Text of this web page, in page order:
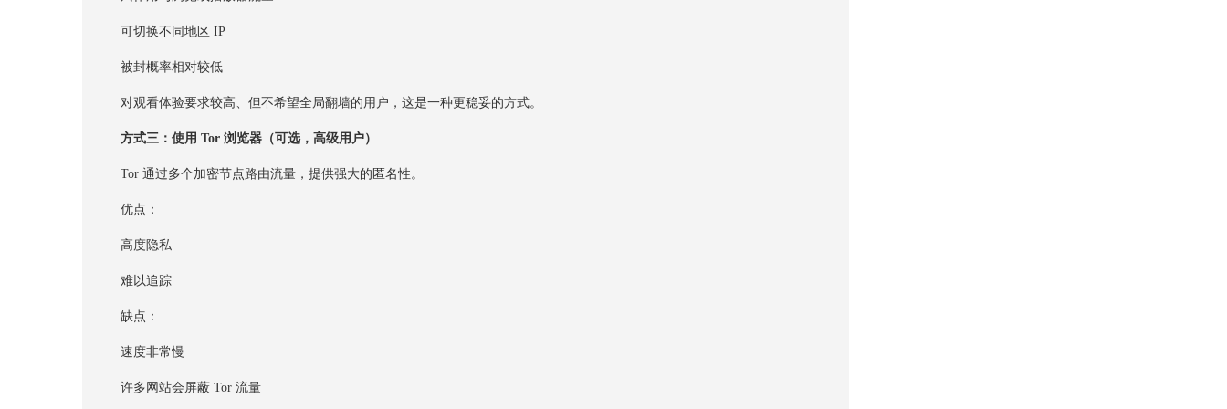
可切换不同地区 IP
被封概率相对较低
对观看体验要求较高、但不希望全局翻墙的用户，这是一种更稳妥的方式。
方式三：使用 Tor 浏览器（可选，高级用户）
Tor 通过多个加密节点路由流量，提供强大的匿名性。
优点：
高度隐私
难以追踪
缺点：
速度非常慢
许多网站会屏蔽 Tor 流量